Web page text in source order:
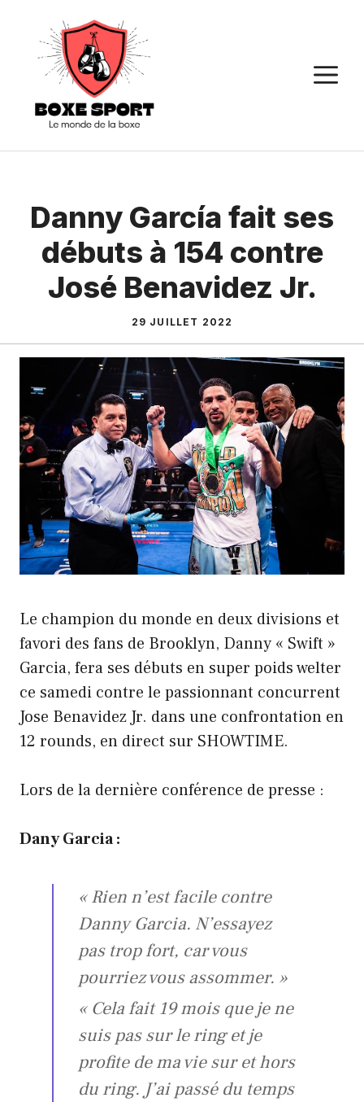
contenu
Danny García fait ses
débuts à 154 contre
José Benavidez Jr.
29 JUILLET 2022
Le champion du monde en deux divisions et
favori des fans de Brooklyn, Danny « Swift »
Garcia, fera ses débuts en super poids welter
ce samedi contre le passionnant concurrent
Jose Benavidez Jr. dans une confrontation en
12 rounds, en direct sur SHOWTIME.
Lors de la dernière conférence de presse :
Dany Garcia :
« Rien n’est facile contre
Danny Garcia. N’essayez
pas trop fort, car vous
pourriez vous assommer. »
« Cela fait 19 mois que je ne
suis pas sur le ring et je
profite de ma vie sur et hors
du ring. J’ai passé du temps